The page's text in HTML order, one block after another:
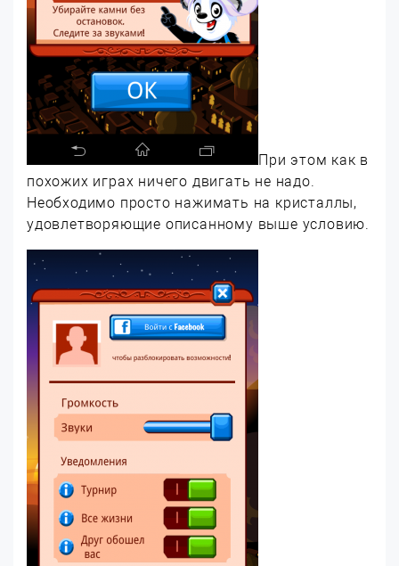
При этом как в
похожих играх ничего двигать не надо.
Необходимо просто нажимать на кристаллы,
удовлетворяющие описанному выше условию.